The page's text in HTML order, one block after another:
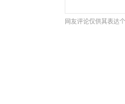
网友评论仅供其表达